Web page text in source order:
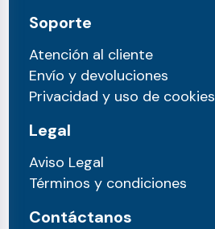
Soporte
Atención al cliente
Envío y devoluciones
Privacidad y uso de cookies
Legal
Aviso Legal
Términos y condiciones
Contáctanos